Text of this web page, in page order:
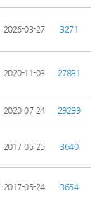
2026-03-27 3271
2020-11-03 27831
2020-07-24 29299
2017-05-25 3640
2017-05-24 3654